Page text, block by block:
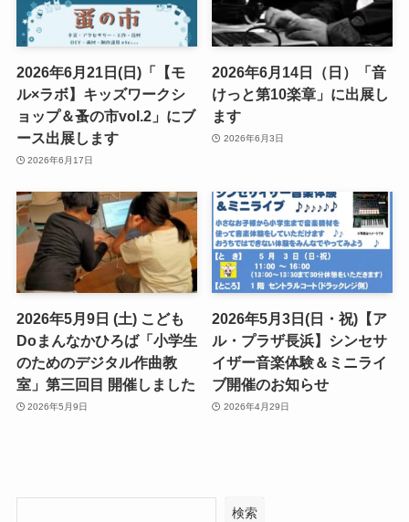
2026年6月21日(日)「【モ
ル×ラボ】キッズワークシ
ョップ＆蚤の市vol.2」にブ
ース出展します
2026年6月17日
2026年6月14日（日）「音
けっと第10楽章」に出展し
ます
2026年6月3日
2026年5月9日 (土) こども
Doまんなかひろば「小学生
のためのデジタル作曲教
室」第三回目 開催しました
2026年5月9日
2026年5月3日(日・祝)【ア
ル・プラザ長浜】シンセサ
イザー音楽体験＆ミニライ
ブ開催のお知らせ
2026年4月29日
検索